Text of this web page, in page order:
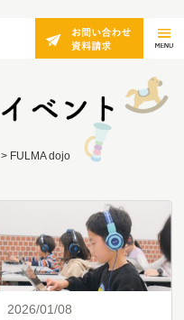
> FULMA dojo
2026/01/08